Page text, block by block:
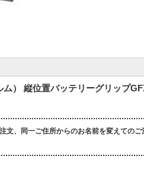
ム） 縦位置バッテリーグリップ
文、同一ご住所からのお名前を変えての